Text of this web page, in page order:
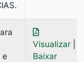
e
Visualizar
Baixar